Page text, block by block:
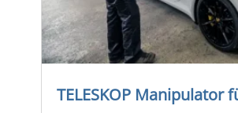
TELESKOP Manipulator